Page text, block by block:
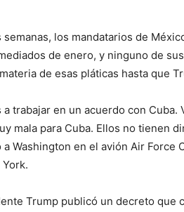
semanas, los mandatarios de
de enero, y ninguno de
de esas pláticas hasta que
a trabajar en un acuerdo con Cuba.
mala para Cuba. Ellos no tienen
Washington en el avión Air Force
Trump publicó un decreto que